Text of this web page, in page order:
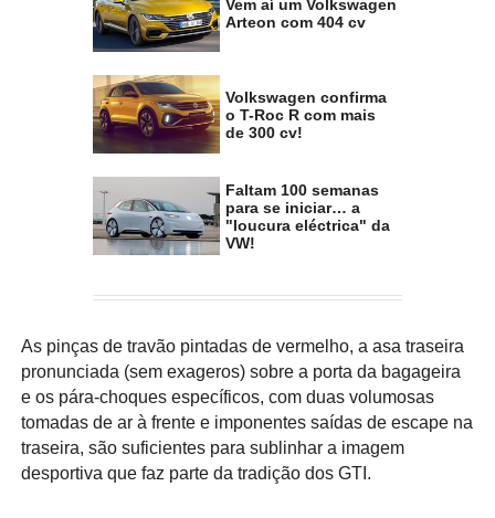
Vem aí um Volkswagen
Arteon com 404 cv
Volkswagen confirma
o T-Roc R com mais
de 300 cv!
Faltam 100 semanas
para se iniciar… a
"loucura eléctrica" da
VW!
As pinças de travão pintadas de vermelho, a asa traseira
pronunciada (sem exageros) sobre a porta da bagageira
e os pára-choques específicos, com duas volumosas
tomadas de ar à frente e imponentes saídas de escape na
traseira, são suficientes para sublinhar a imagem
desportiva que faz parte da tradição dos GTI.